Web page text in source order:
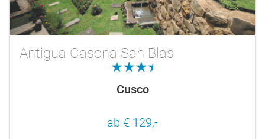
Antigua Casona San Blas
3.5
Cusco
ab € 129,-